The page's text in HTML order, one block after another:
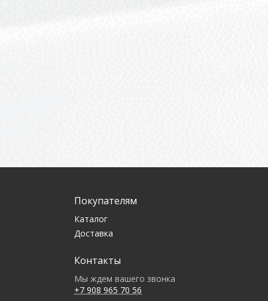
Покупателям
Каталог
Доставка
Контакты
Мы ждем вашего звонка
+7 908 965 70 56